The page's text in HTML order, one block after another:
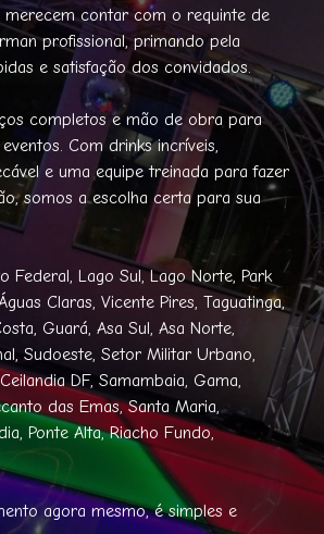
merecem contar com o requinte de
profissional, primando pela
e satisfação dos convidados.
completos e mão de obra para
Com drinks incríveis,
e uma equipe treinada para fazer
somos a escolha certa para sua
Federal, Lago Sul, Lago Norte, Park
Claras, Vicente Pires, Taguatinga,
Guará, Asa Sul, Asa Norte,
Sudoeste, Setor Militar Urbano,
DF, Samambaia, Gama,
das Emas, Santa Maria,
Ponte Alta, Riacho Fundo,
agora mesmo, é simples e